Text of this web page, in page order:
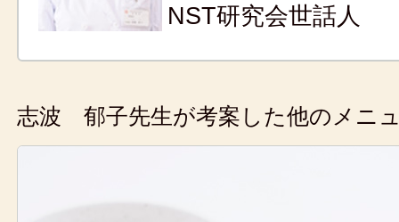
NST研究会世話人
志波 郁子先生が考案した他のメニ